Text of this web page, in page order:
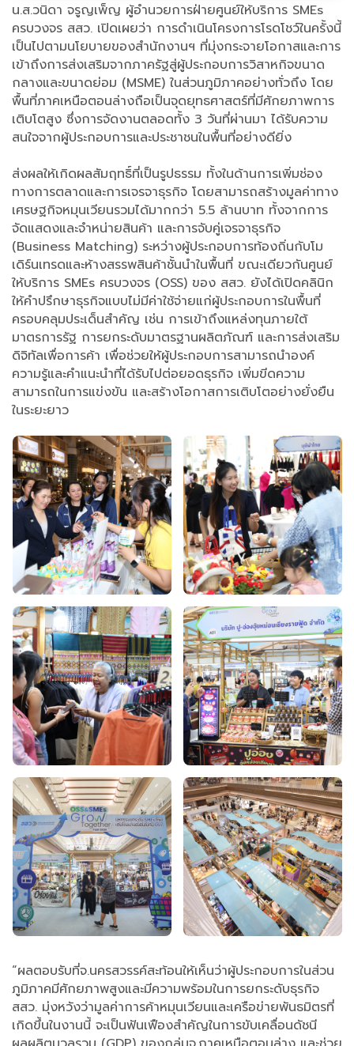
น.ส.วนิดา จรูญเพ็ญ ผู้อำนวยการฝ่ายศูนย์ให้บริการ SMEs
ครบวงจร สสว. เปิดเผยว่า การดำเนินโครงการโรดโชว์ในครั้งนี้
เป็นไปตามนโยบายของสำนักงานฯ ที่มุ่งกระจายโอกาสและการ
เข้าถึงการส่งเสริมจากภาครัฐสู่ผู้ประกอบการวิสาหกิจขนาด
กลางและขนาดย่อม (MSME) ในส่วนภูมิภาคอย่างทั่วถึง โดย
พื้นที่ภาคเหนือตอนล่างถือเป็นจุดยุทธศาสตร์ที่มีศักยภาพการ
เติบโตสูง ซึ่งการจัดงานตลอดทั้ง 3 วันที่ผ่านมา ได้รับความ
สนใจจากผู้ประกอบการและประชาชนในพื้นที่อย่างดียิ่ง
ส่งผลให้เกิดผลสัมฤทธิ์ที่เป็นรูปธรรม ทั้งในด้านการเพิ่มช่อง
ทางการตลาดและการเจรจาธุรกิจ โดยสามารถสร้างมูลค่าทาง
เศรษฐกิจหมุนเวียนรวมได้มากกว่า 5.5 ล้านบาท ทั้งจากการ
จัดแสดงและจำหน่ายสินค้า และการจับคู่เจรจาธุรกิจ
(Business Matching) ระหว่างผู้ประกอบการท้องถิ่นกับโม
เดิร์นเทรดและห้างสรรพสินค้าชั้นนำในพื้นที่ ขณะเดียวกันศูนย์
ให้บริการ SMEs ครบวงจร (OSS) ของ สสว. ยังได้เปิดคลินิก
ให้คำปรึกษาธุรกิจแบบไม่มีค่าใช้จ่ายแก่ผู้ประกอบการในพื้นที่
ครอบคลุมประเด็นสำคัญ เช่น การเข้าถึงแหล่งทุนภายใต้
มาตรการรัฐ การยกระดับมาตรฐานผลิตภัณฑ์ และการส่งเสริม
ดิจิทัลเพื่อการค้า เพื่อช่วยให้ผู้ประกอบการสามารถนำองค์
ความรู้และคำแนะนำที่ได้รับไปต่อยอดธุรกิจ เพิ่มขีดความ
สามารถในการแข่งขัน และสร้างโอกาสการเติบโตอย่างยั่งยืน
ในระยะยาว
“ผลตอบรับที่จ.นครสวรรค์สะท้อนให้เห็นว่าผู้ประกอบการในส่วน
ภูมิภาคมีศักยภาพสูงและมีความพร้อมในการยกระดับธุรกิจ
สสว. มุ่งหวังว่ามูลค่าการค้าหมุนเวียนและเครือข่ายพันธมิตรที่
เกิดขึ้นในงานนี้ จะเป็นฟันเฟืองสำคัญในการขับเคลื่อนดัชนี